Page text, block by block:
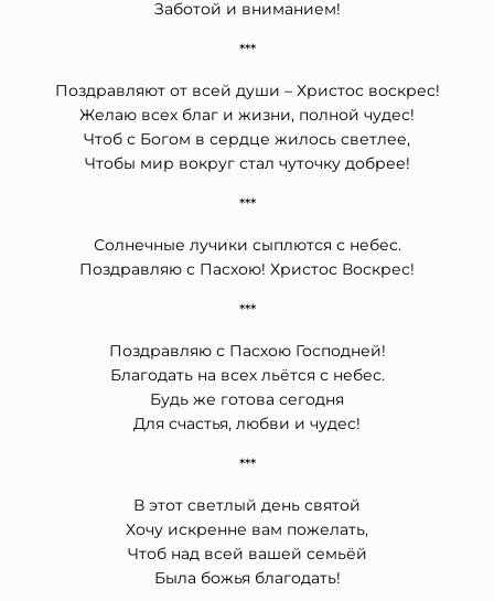
Заботой и вниманием!
***
Поздравляют от всей души – Христос воскрес!
Желаю всех благ и жизни, полной чудес!
Чтоб с Богом в сердце жилось светлее,
Чтобы мир вокруг стал чуточку добрее!
***
Солнечные лучики сыплются с небес.
Поздравляю с Пасхою! Христос Воскрес!
***
Поздравляю с Пасхою Господней!
Благодать на всех льётся с небес.
Будь же готова сегодня
Для счастья, любви и чудес!
***
В этот светлый день святой
Хочу искренне вам пожелать,
Чтоб над всей вашей семьёй
Была божья благодать!